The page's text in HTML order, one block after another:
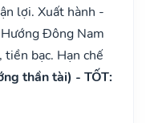
lợi. Xuất hành -
Đông Nam
bạc. Hạn chế
thần tài) - TỐT: